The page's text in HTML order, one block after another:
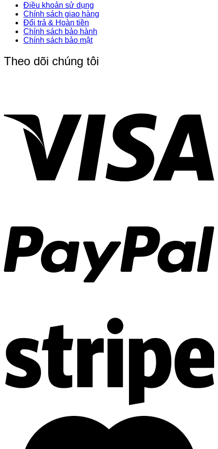
Điều khoản sử dụng
Chính sách giao hàng
Đổi trả & Hoàn tiền
Chính sách bảo hành
Chính sách bảo mật
Theo dõi chúng tôi